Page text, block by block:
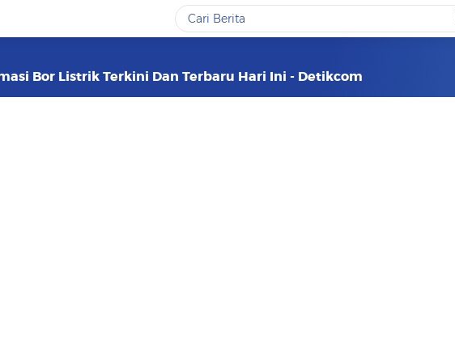
Bor Listrik Terkini Dan Terbaru Hari Ini - Detikcom